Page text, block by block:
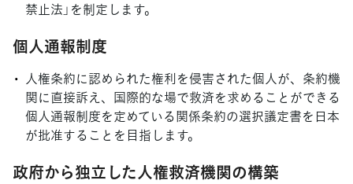
禁止法」を制定します。
個人通報制度
人権条約に認められた権利を侵害された個人が、条約機
関に直接訴え、国際的な場で救済を求めることができる
個人通報制度を定めている関係条約の選択議定書を日本
が批准することを目指します。
政府から独立した人権救済機関の構築